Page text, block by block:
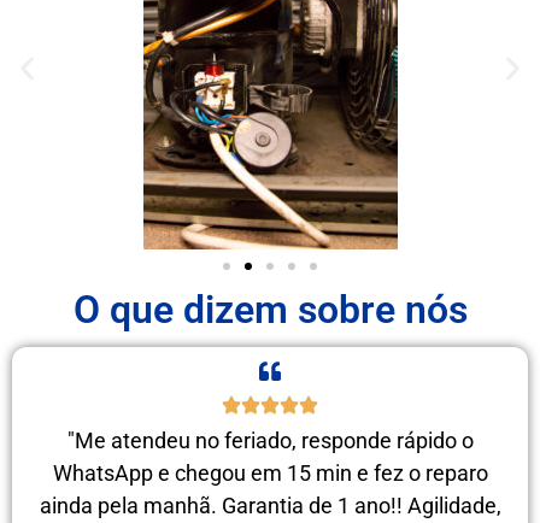
O que dizem sobre nós
"Me atendeu no feriado, responde rápido o
WhatsApp e chegou em 15 min e fez o reparo
ainda pela manhã. Garantia de 1 ano!! Agilidade,